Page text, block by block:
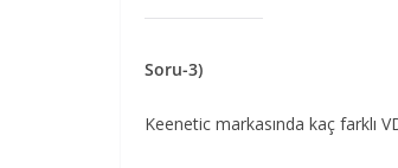
Soru-3)
Keenetic markasında kaç farklı